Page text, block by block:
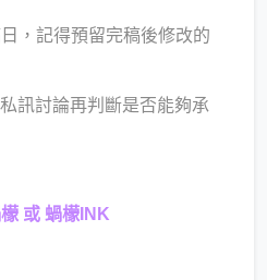
，記得預留完稿後修改的
訊討論再判斷是否能夠承
或 蝸檬INK